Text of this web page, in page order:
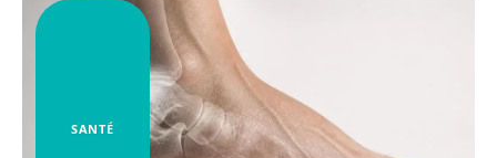
SANTÉ